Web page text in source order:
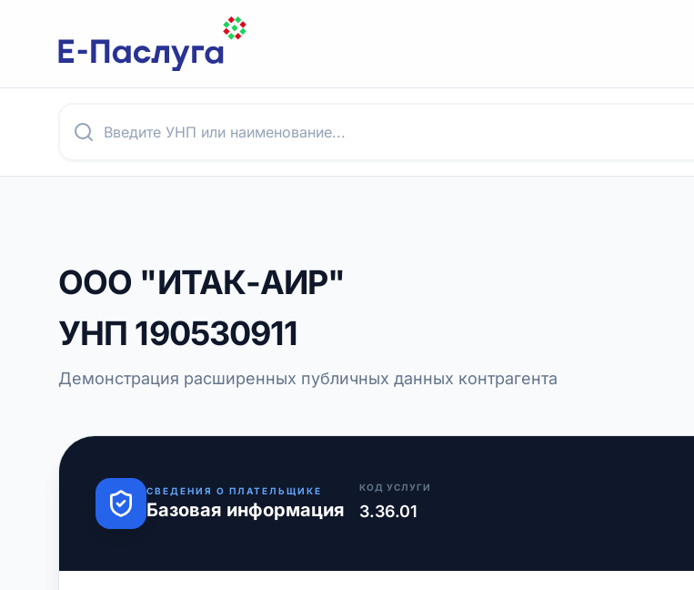
ООО "ИТАК-АИР"
УНП 190530911
Демонстрация расширенных публичных данных контрагента
СВЕДЕНИЯ О ПЛАТЕЛЬЩИКЕ
Базовая информация
КОД УСЛУГИ
3.36.01